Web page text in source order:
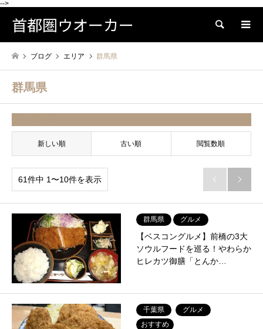
-->
首都圏ウオーカー 検索
ブログ エリア 群馬県
群馬県
新しい順 古い順 閲覧数順
61件中 1〜10件を表示  
群馬県 グルメ
【ベスコングルメ】前橋の3大
ソウルフードを巡る！やわらか
ヒレカツ御膳「とんか…
千葉県
グルメ
おすすめ